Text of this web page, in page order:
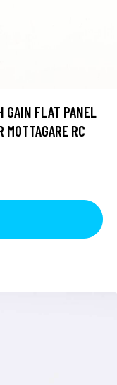
GAIN FLAT PANEL
RC